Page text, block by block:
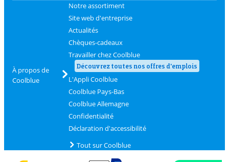
À propos de
Coolblue
Notre assortiment
Site web d'entreprise
Actualités
Chèques-cadeaux
Travailler chez Coolblue
Découvrez toutes nos offres d'emplois
L'Appli Coolblue
Coolblue Pays-Bas
Coolblue Allemagne
Confidentialité
Déclaration d'accessibilité
Tout sur Coolblue